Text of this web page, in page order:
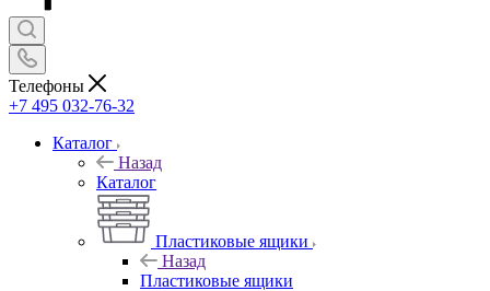
Телефоны
+7 495 032-76-32
Каталог
Назад
Каталог
Пластиковые ящики
Назад
Пластиковые ящики